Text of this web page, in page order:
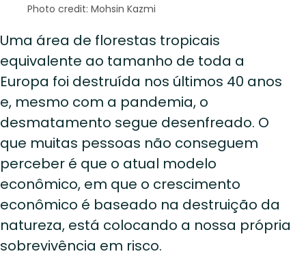
Photo credit: Mohsin Kazmi
Uma área de florestas tropicais
equivalente ao tamanho de toda a
Europa foi destruída nos últimos 40 anos
e, mesmo com a pandemia, o
desmatamento segue desenfreado. O
que muitas pessoas não conseguem
perceber é que o atual modelo
econômico, em que o crescimento
econômico é baseado na destruição da
natureza, está colocando a nossa própria
sobrevivência em risco.